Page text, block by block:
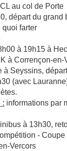
au col de Porte
départ du grand
quoi farter
à 19h15 à
à Corrençon-en-
à Seyssins,
(avec
: informations par
à 13h30,
-
Vercors